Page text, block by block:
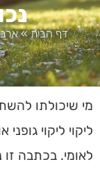
דף הבית»
ליקוי ליקוי
לאומי. בכתבה